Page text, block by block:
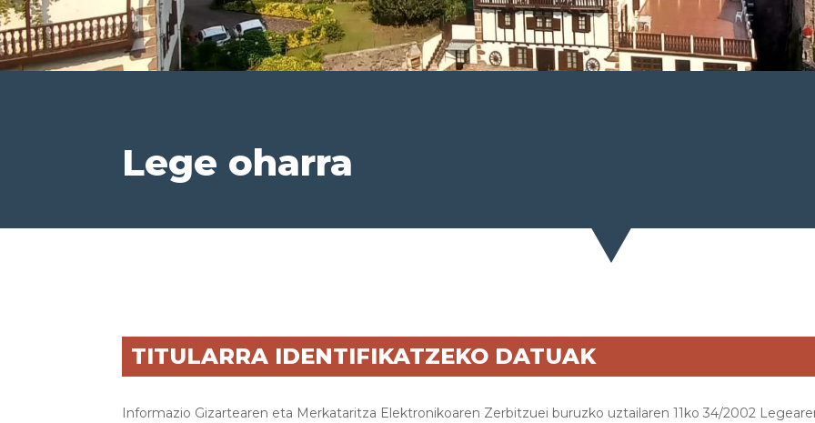
Lege oharra
TITULARRA IDENTIFIKATZEKO DATUAK
Informazio Gizartearen eta Merkataritza Elektronikoaren Zerbitzuei buruzko uztailaren 11ko 34/2002